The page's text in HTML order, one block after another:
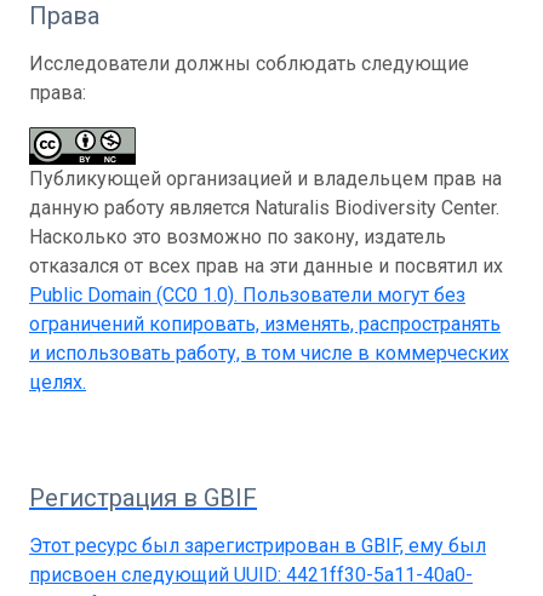
Права
Исследователи должны соблюдать следующие
права:
Публикующей организацией и владельцем прав на
данную работу является Naturalis Biodiversity Center.
Насколько это возможно по закону, издатель
отказался от всех прав на эти данные и посвятил их
Public Domain (CC0 1.0). Пользователи могут без
ограничений копировать, изменять, распространять
и использовать работу, в том числе в коммерческих
целях.
Регистрация в GBIF
Этот ресурс был зарегистрирован в GBIF, ему был
присвоен следующий UUID: 4421ff30-5a11-40a0-